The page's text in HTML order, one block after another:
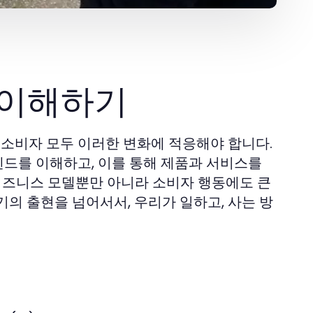
해하기
비자 모두 이러한 변화에 적응해야 합니다.
를 이해하고, 이를 통해 제품과 서비스를
니스 모델뿐만 아니라 소비자 행동에도 큰
출현을 넘어서서, 우리가 일하고, 사는 방